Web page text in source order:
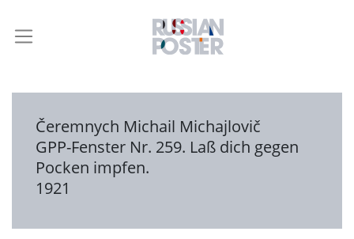
Čeremnych Michail Michajlovič
GPP-Fenster Nr. 259. Laß dich gegen
Pocken impfen.
1921